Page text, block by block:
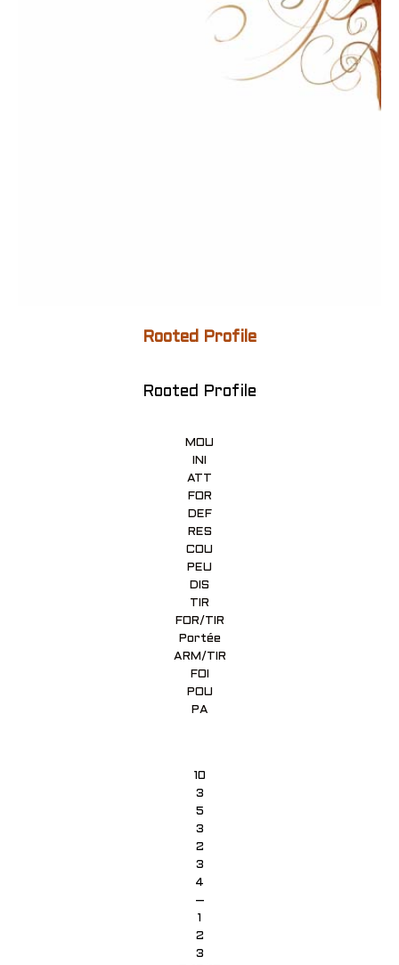
Rooted Profile
Rooted Profile
MOU
INI
ATT
FOR
DEF
RES
COU
PEU
DIS
TIR
FOR/TIR
Portée
ARM/TIR
FOI
POU
PA
10
3
5
3
2
3
4
–
1
2
3